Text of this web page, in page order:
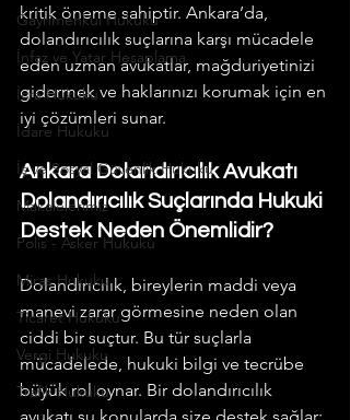
Gayrimenkul Hukuku
İnfaz ve Yatar Hesaplama
İcra Hukuku
İdare Hukuku
İş ve Sosyal Güvenlik Hukuku
Makalelerimiz
Polis - Asker Hukuku
Miras Hukuku
Ticaret Hukuku
Vergi Hukuku
Trafik Hukuku
kritik öneme sahiptir. Ankara’da,
dolandırıcılık suçlarına karşı mücadele
eden uzman avukatlar, mağduriyetinizi
gidermek ve haklarınızı korumak için en
iyi çözümleri sunar.
Ankara Dolandırıcılık Avukatı
Dolandırıcılık Suçlarında Hukuki
Destek Neden Önemlidir?
Dolandırıcılık, bireylerin maddi veya
manevi zarar görmesine neden olan
ciddi bir suçtur. Bu tür suçlarla
mücadelede, hukuki bilgi ve tecrübe
büyük rol oynar. Bir dolandırıcılık